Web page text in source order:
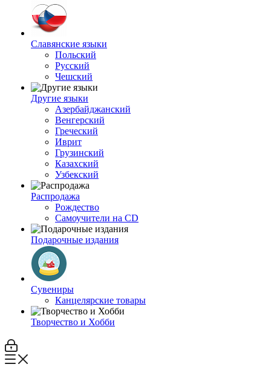
Славянские языки
Польский
Русский
Чешский
Другие языки
Азербайджанский
Венгерский
Греческий
Иврит
Грузинский
Казахский
Узбекский
Распродажа
Рождество
Самоучители на CD
Подарочные издания
Сувениры
Канцелярские товары
Творчество и Хобби